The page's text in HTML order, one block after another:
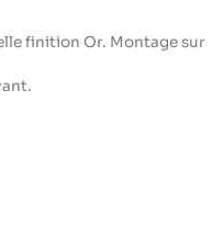
finition Or. Montage sur